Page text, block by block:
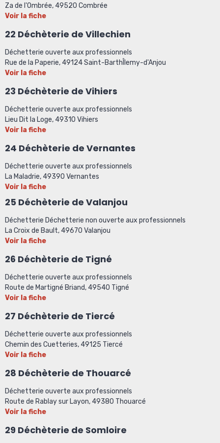
Za de l'Ombrée, 49520 Combrée
Voir la fiche
22 Déchèterie de Villechien
Déchetterie ouverte aux professionnels
Rue de la Paperie, 49124 Saint-BarthÎlemy-d'Anjou
Voir la fiche
23 Déchèterie de Vihiers
Déchetterie ouverte aux professionnels
Lieu Dit la Loge, 49310 Vihiers
Voir la fiche
24 Déchèterie de Vernantes
Déchetterie ouverte aux professionnels
La Maladrie, 49390 Vernantes
Voir la fiche
25 Déchèterie de Valanjou
Déchetterie Déchetterie non ouverte aux professionnels
La Croix de Bault, 49670 Valanjou
Voir la fiche
26 Déchèterie de Tigné
Déchetterie ouverte aux professionnels
Route de Martigné Briand, 49540 Tigné
Voir la fiche
27 Déchèterie de Tiercé
Déchetterie ouverte aux professionnels
Chemin des Cuetteries, 49125 Tiercé
Voir la fiche
28 Déchèterie de Thouarcé
Déchetterie ouverte aux professionnels
Route de Rablay sur Layon, 49380 Thouarcé
Voir la fiche
29 Déchèterie de Somloire